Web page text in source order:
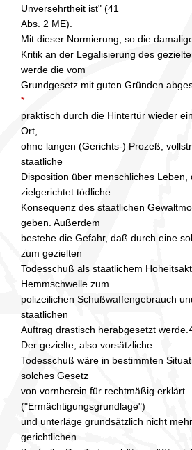
Unversehrtheit ist" (41
Abs. 2 ME).
Mit dieser Normierung, so die
Kritik an der Legalisierung des
werde die vom
Grundgesetz mit guten Gründen
*
praktisch durch die Hintertür wieder
Ort,
ohne langen (Gerichts-) Prozeß,
staatliche
Disposition über menschliches Leben,
zielgerichtet tödliche
Konsequenz des staatlichen
geben. Außerdem
bestehe die Gefahr, daß durch eine
zum gezielten
Todesschuß als staatlichem
Hemmschwelle zum
polizeilichen Schußwaffengebrauch
staatlichen
Auftrag drastisch herabgesetzt werde.
Der gezielte, also vorsätzliche
Todesschuß wäre in bestimmten
solches Gesetz
von vornherein für rechtmäßig erklärt
("Ermächtigungsgrundlage")
und unterläge grundsätzlich nicht
gerichtlichen